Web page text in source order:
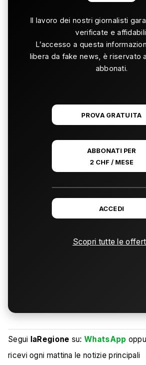
Il lavoro dei nostri giornalisti
verificate e
L’accesso a questa
libera da fake news, è riservato
abbonati.
PROVA GRATUITA
ABBONATI PER
2 CHF / MESE
ACCEDI
Scopri tutte le
Segui laRegione su:WhatsApp
ricevi ogni mattina le notizie principali